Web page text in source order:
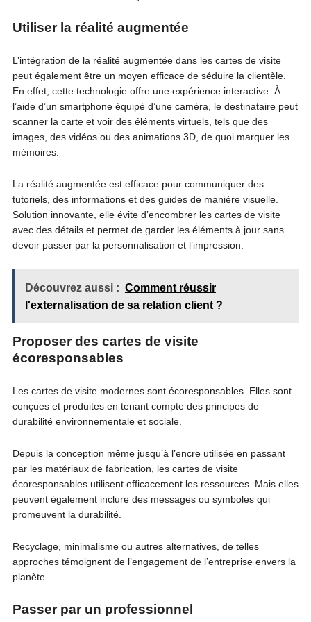
Utiliser la réalité augmentée
L’intégration de la réalité augmentée dans les cartes de visite
peut également être un moyen efficace de séduire la clientèle.
En effet, cette technologie offre une expérience interactive. À
l’aide d’un smartphone équipé d’une caméra, le destinataire peut
scanner la carte et voir des éléments virtuels, tels que des
images, des vidéos ou des animations 3D, de quoi marquer les
mémoires.
La réalité augmentée est efficace pour communiquer des
tutoriels, des informations et des guides de manière visuelle.
Solution innovante, elle évite d’encombrer les cartes de visite
avec des détails et permet de garder les éléments à jour sans
devoir passer par la personnalisation et l’impression.
Découvrez aussi : Comment réussir
l'externalisation de sa relation client ?
Proposer des cartes de visite
écoresponsables
Les cartes de visite modernes sont écoresponsables. Elles sont
conçues et produites en tenant compte des principes de
durabilité environnementale et sociale.
Depuis la conception même jusqu’à l’encre utilisée en passant
par les matériaux de fabrication, les cartes de visite
écoresponsables utilisent efficacement les ressources. Mais elles
peuvent également inclure des messages ou symboles qui
promeuvent la durabilité.
Recyclage, minimalisme ou autres alternatives, de telles
approches témoignent de l’engagement de l’entreprise envers la
planète.
Passer par un professionnel